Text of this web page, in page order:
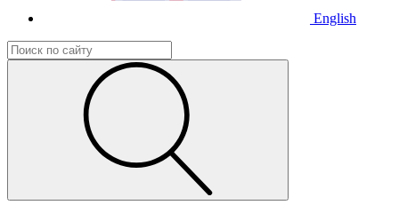
English